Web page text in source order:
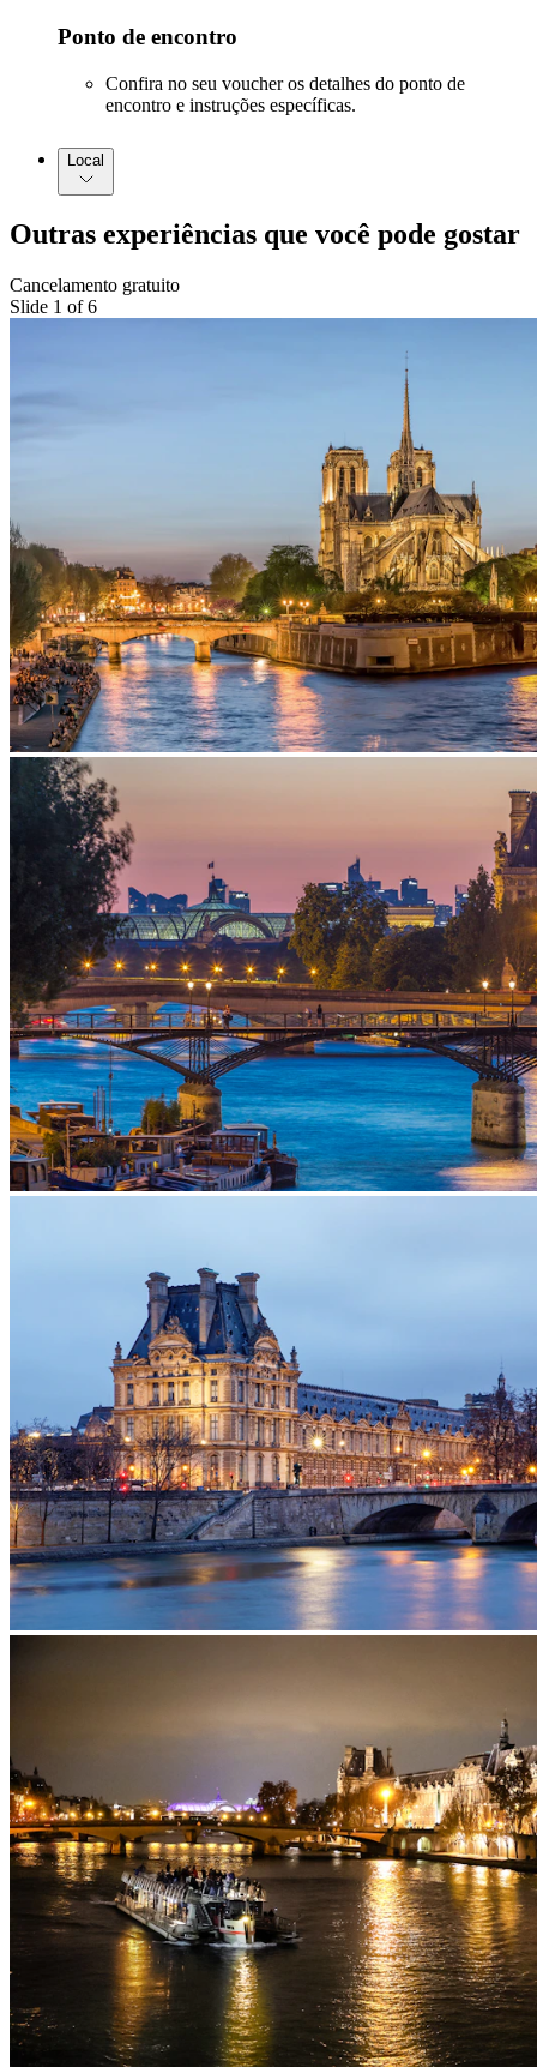
Ponto de encontro
Confira no seu voucher os detalhes do ponto de
encontro e instruções específicas.
Local
Outras experiências que você pode gostar
Cancelamento gratuito
Slide 1 of 6